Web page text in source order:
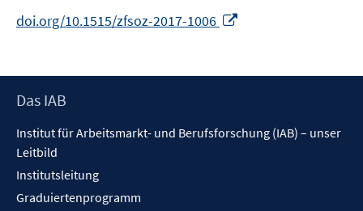
doi.org/10.1515/zfsoz-2017-1006
öffnen
Footer
Das IAB
Institut für Arbeitsmarkt- und Berufsforschung (IAB) – unser
Leitbild
Institutsleitung
Graduiertenprogramm